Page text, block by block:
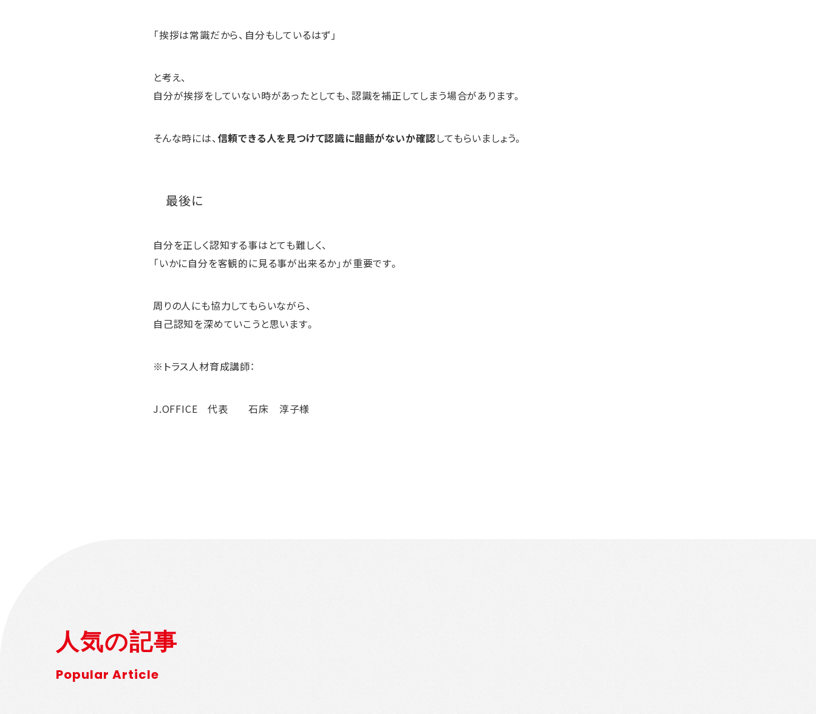
「挨拶は常識だから、自分もしているはず」
と考え、
自分が挨拶をしていない時があったとしても、認識を補正してしまう場合があります。
そんな時には、 信頼できる人を見つけて認識に齟齬がないか確認してもらいましょう。
最後に
自分を正しく認知する事はとても難しく、
「いかに自分を客観的に見る事が出来るか」が重要です。
周りの人にも協力してもらいながら、
自己認知を深めていこうと思います。
※トラス人材育成講師：
J.OFFICE 代表 石床 淳子様
人気の記事
Popular Article